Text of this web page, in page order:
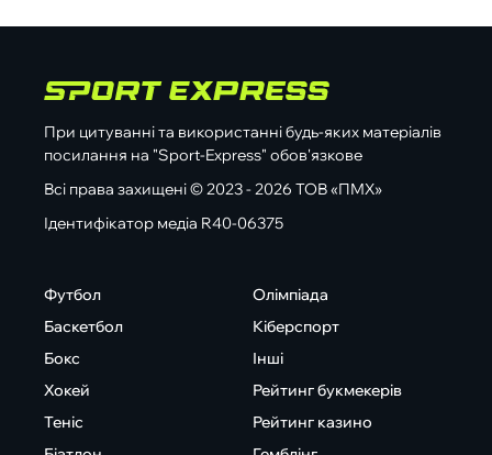
При цитуванні та використанні будь-яких матеріалів
посилання на "Sport-Express" обов'язкове
Всі права захищені © 2023 - 2026 ТОВ «ПМХ»
Ідентифікатор медіа R40-06375
Футбол
Баскетбол
Бокс
Хокей
Теніс
Олімпіада
Кіберспорт
Інші
Рейтинг букмекерів
Рейтинг казино